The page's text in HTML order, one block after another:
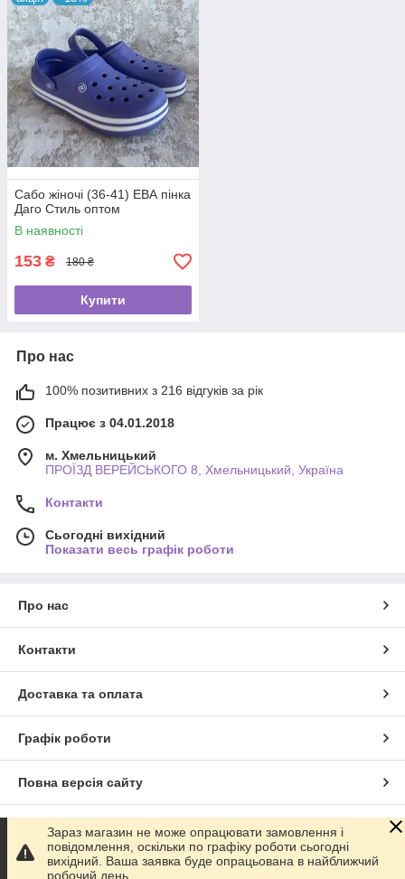
Сабо жіночі (36-41) ЕВА пінка
Даго Стиль оптом
В наявності
153 ₴ 180 ₴
Купити
Про нас
100% позитивних з 216 відгуків за рік
Працює з 04.01.2018
м. Хмельницький
ПРОЇЗД ВЕРЕЙСЬКОГО 8, Хмельницький, Україна
Контакти
Сьогодні вихідний
Показати весь графік роботи
Про нас
Контакти
Доставка та оплата
Графік роботи
Повна версія сайту
Сайт створено на маркетплейсіProm.ua
Політика конфіденційності
Зараз магазин не може опрацювати замовлення і
повідомлення, оскільки по графіку роботи сьогодні
вихідний. Ваша заявка буде опрацьована в найближчий
робочий день.